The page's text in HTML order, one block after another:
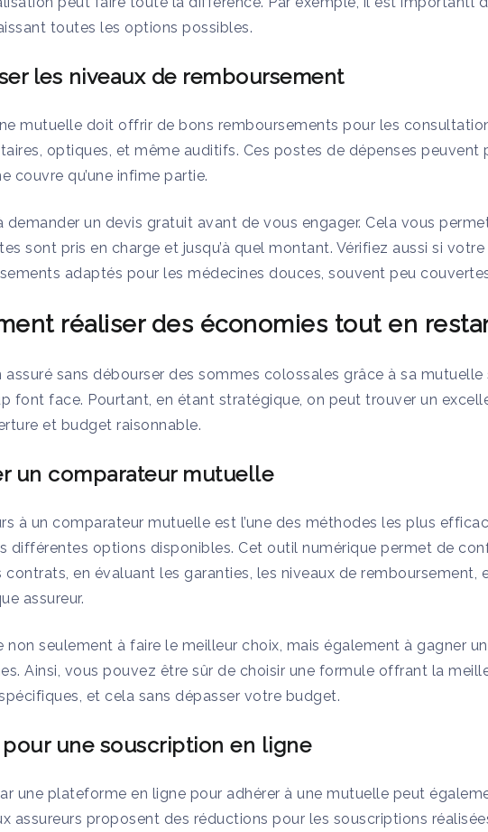
toutes les options possibles.
les niveaux de remboursement
mutuelle doit offrir de bons remboursements pour les
optiques, et même auditifs. Ces postes de dépenses peuvent
couvre qu’une infime partie.
demander un devis gratuit avant de vous engager. Cela vous
sont pris en charge et jusqu’à quel montant. Vérifiez aussi si
adaptés pour les médecines douces, souvent peu
réaliser des économies tout en
assuré sans débourser des sommes colossales grâce à sa
font face. Pourtant, en étant stratégique, on peut trouver un
et budget raisonnable.
un comparateur mutuelle
à un comparateur mutuelle est l’une des méthodes les plus
différentes options disponibles. Cet outil numérique permet de
contrats, en évaluant les garanties, les niveaux de remboursement,
assureur.
non seulement à faire le meilleur choix, mais également à gagner
Ainsi, vous pouvez être sûr de choisir une formule offrant la
et cela sans dépasser votre budget.
une souscription en ligne
une plateforme en ligne pour adhérer à une mutuelle peut
assureurs proposent des réductions pour les souscriptions